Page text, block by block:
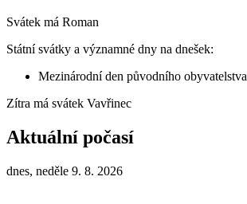
Svátek má Roman
Státní svátky a významné dny na dnešek:
Mezinárodní den původního obyvatelstva
Zítra má svátek Vavřinec
Aktuální počasí
dnes, neděle 9. 8. 2026